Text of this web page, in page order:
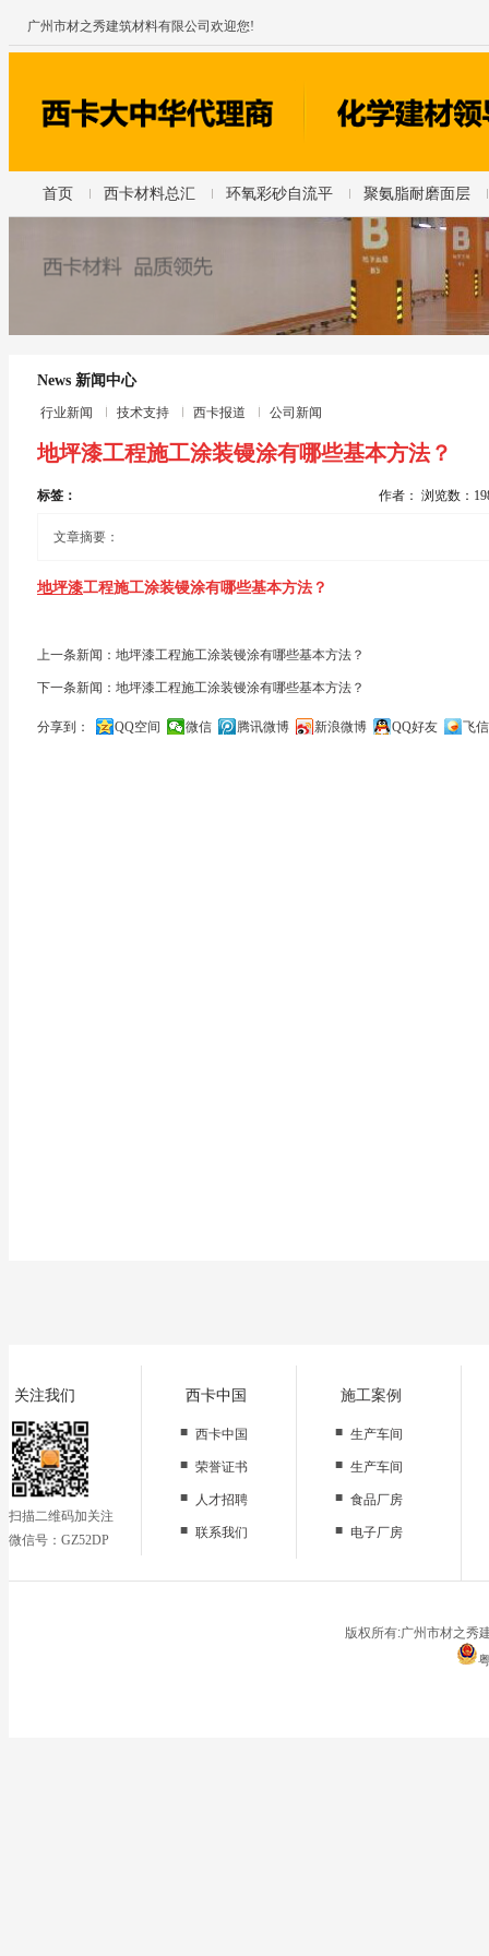
广州市材之秀建筑材料有限公司欢迎您!
首页 西卡材料总汇 环氧彩砂自流平 聚氨脂耐磨面层
News 新闻中心
行业新闻 技术支持 西卡报道 公司新闻
地坪漆工程施工涂装镘涂有哪些基本方法？
标签： 作者： 浏览数：
文章摘要：
地坪漆工程施工涂装镘涂有哪些基本方法？
充分搅拌，用过滤网过滤，除掉杂质颗粒，倒于镘涂起始位 置的
上一条新闻：地坪漆工程施工涂装镘涂有哪些基本方法？
下一条新闻：地坪漆工程施工涂装镘涂有哪些基本方法？
分享到： QQ空间 微信 腾讯微博 新浪微博 QQ好友
飞信
关注我们
扫描二维码加关注
微信号：GZ52DP
西卡中国
■ 西卡中国
■ 荣誉证书
■
人才招聘
■ 联系我们
施工案例
■ 生产车间
■ 生产车间
■ 食品厂房
■ 电子厂房
停车场
版权所有:广州市材之